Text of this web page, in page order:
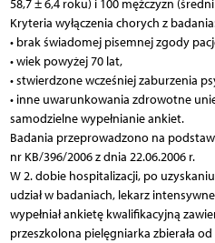
58,7 ± 6,4 roku) i 100 mężczyzn
Kryteria wyłączenia chorych z
• brak świadomej pisemnej zgody
• wiek powyżej 70 lat,
• stwierdzone wcześniej zaburzenia
• inne uwarunkowania zdrowotne
samodzielne wypełnianie ankiet.
Badania przeprowadzono na
nr KB/396/2006 z dnia 22.06.2006 r.
W 2. dobie hospitalizacji, po
udział w badaniach, lekarz
wypełniał ankietę kwalifikacyjną
przeszkolona pielęgniarka zbierała